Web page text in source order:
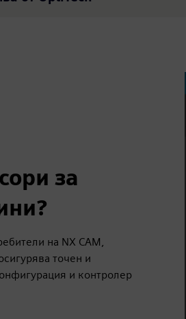
за
на NX CAM,
точен и
и контролер